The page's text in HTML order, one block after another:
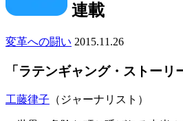
連載
変革への闘い 2015.11.26
「ラテンギャング・ストー
工藤律子 （ジャーナリスト）